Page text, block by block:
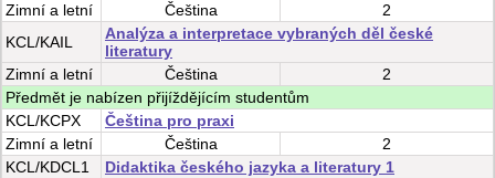
Zimní a letní Čeština
2
KCL/KAIL
Analýza a interpretace vybraných děl české
literatury
Zimní a letní Čeština
2
Předmět je nabízen přijíždějícím studentům
KCL/KCPX
Čeština pro praxi
Zimní a letní Čeština
2
KCL/KDCL1
Didaktika českého jazyka a literatury 1